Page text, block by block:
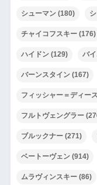
シューマン(180)
チャイコフスキー(176)
ハイドン(129) バ
バーンスタイン(167)
フィッシャー＝ディー
フルトヴェングラー
ブルックナー(271)
ベートーヴェン(914)
ムラヴィンスキー(86)